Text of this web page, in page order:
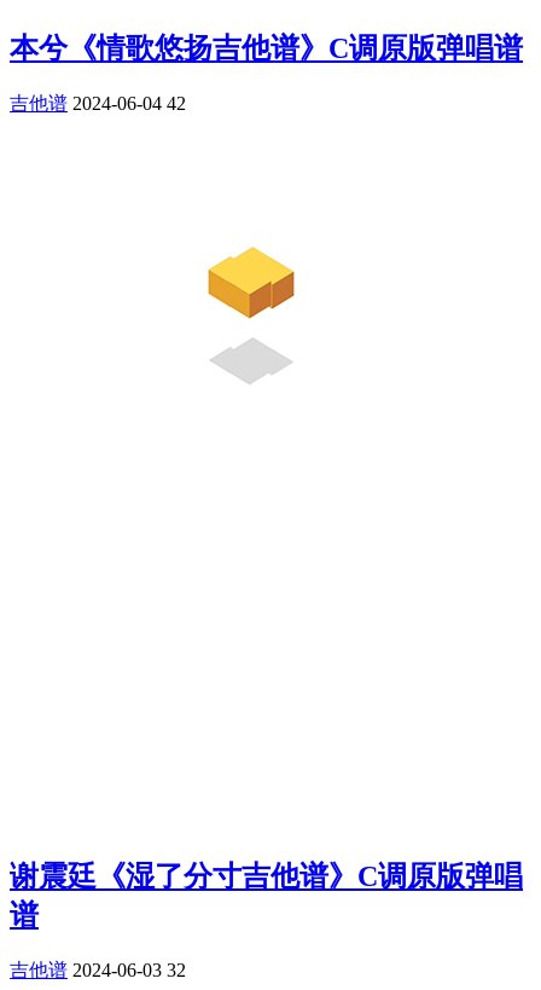
本兮《情歌悠扬吉他谱》C调原版弹唱谱
吉他谱 2024-06-04 42
谢震廷《湿了分寸吉他谱》C调原版弹唱
谱
吉他谱 2024-06-03 32